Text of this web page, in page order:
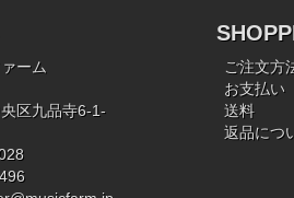
ーム
区九品寺6-1-
ご注文方
お支払い
送料
返品につ